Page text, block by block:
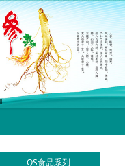
QS食品系列